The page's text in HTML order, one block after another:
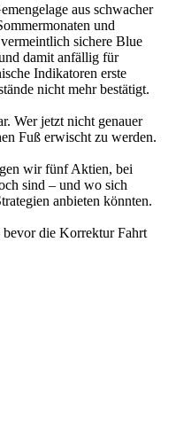
aus schwacher
und
sichere Blue
damit anfällig für
Indikatoren erste
nicht mehr bestätigt.
Wer jetzt nicht genauer
Fuß erwischt zu werden.
wir fünf Aktien, bei
sind – und wo sich
anbieten könnten.
bevor die Korrektur Fahrt